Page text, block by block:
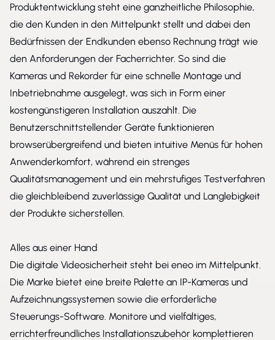
Produktentwicklung steht eine ganzheitliche Philosophie,
die den Kunden in den Mittelpunkt stellt und dabei den
Bedürfnissen der Endkunden ebenso Rechnung trägt wie
den Anforderungen der Facherrichter. So sind die
Kameras und Rekorder für eine schnelle Montage und
Inbetriebnahme ausgelegt, was sich in Form einer
kostengünstigeren Installation auszahlt. Die
Benutzerschnittstellender Geräte funktionieren
browserübergreifend und bieten intuitive Menüs für hohen
Anwenderkomfort, während ein strenges
Qualitätsmanagement und ein mehrstufiges Testverfahren
die gleichbleibend zuverlässige Qualität und Langlebigkeit
der Produkte sicherstellen.
Alles aus einer Hand
Die digitale Videosicherheit steht bei eneo im Mittelpunkt.
Die Marke bietet eine breite Palette an IP-Kameras und
Aufzeichnungssystemen sowie die erforderliche
Steuerungs-Software. Monitore und vielfältiges,
errichterfreundliches Installationszubehör komplettieren